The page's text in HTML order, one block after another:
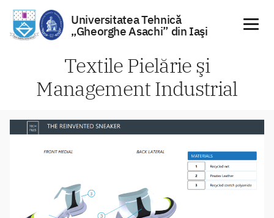
Universitatea Tehnică
„Gheorghe Asachi” din Iaşi
Textile Pielărie şi
Management Industrial